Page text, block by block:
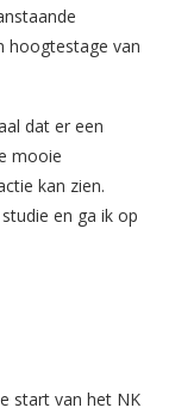
hoogtestage van
dat er een
mooie
kan zien.
en ga ik op
start van het NK